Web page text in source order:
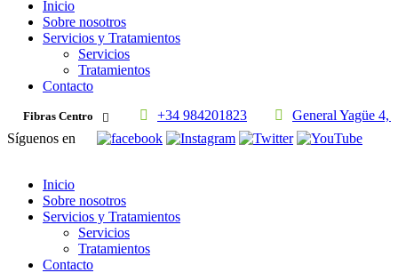
Inicio
Sobre nosotros
Servicios y Tratamientos
Servicios
Tratamientos
Contacto
Fibras Centro +34 984201823
General Yagüe 4,
Síguenos en
Inicio
Sobre nosotros
Servicios y Tratamientos
Servicios
Tratamientos
Contacto